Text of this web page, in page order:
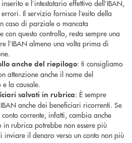
e l’intestatario effettivo dell’IBAN,
Il servizio fornisce l’esito della
caso di parziale o mancata
con questo controllo, resta sempre una
l’IBAN almeno una volta prima di
anche del riepilogo: ti consigliamo
attenzione anche il nome del
la causale.
salvati in rubrica: È sempre
anche dei beneficiari ricorrenti. Se
corrente, infatti, cambia anche
in rubrica potrebbe non essere più
il denaro verso un conto non più